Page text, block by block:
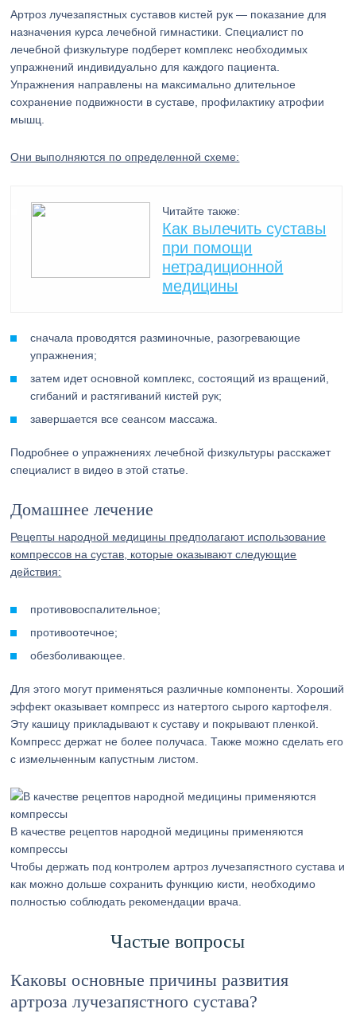
Артроз лучезапястных суставов кистей рук — показание для
назначения курса лечебной гимнастики. Специалист по
лечебной физкультуре подберет комплекс необходимых
упражнений индивидуально для каждого пациента.
Упражнения направлены на максимально длительное
сохранение подвижности в суставе, профилактику атрофии
мышц.
Они выполняются по определенной схеме:
Читайте также:
Как вылечить суставы
при помощи
нетрадиционной
медицины
сначала проводятся разминочные, разогревающие
упражнения;
затем идет основной комплекс, состоящий из вращений,
сгибаний и растягиваний кистей рук;
завершается все сеансом массажа.
Подробнее о упражнениях лечебной физкультуры расскажет
специалист в видео в этой статье.
Домашнее лечение
Рецепты народной медицины предполагают использование
компрессов на сустав, которые оказывают следующие
действия:
противовоспалительное;
противоотечное;
обезболивающее.
Для этого могут применяться различные компоненты. Хороший
эффект оказывает компресс из натертого сырого картофеля.
Эту кашицу прикладывают к суставу и покрывают пленкой.
Компресс держат не более получаса. Также можно сделать его
с измельченным капустным листом.
В качестве рецептов народной медицины применяются
компрессы
Чтобы держать под контролем артроз лучезапястного сустава и
как можно дольше сохранить функцию кисти, необходимо
полностью соблюдать рекомендации врача.
Частые вопросы
Каковы основные причины развития
артроза лучезапястного сустава?